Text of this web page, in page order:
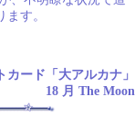
す。
カード「大アルカナ」
18 月 The Moon